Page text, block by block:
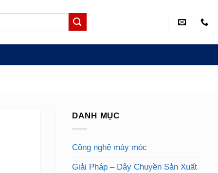
DANH MỤC
Công nghệ máy móc
Giải Pháp – Dây Chuyền Sản Xuất